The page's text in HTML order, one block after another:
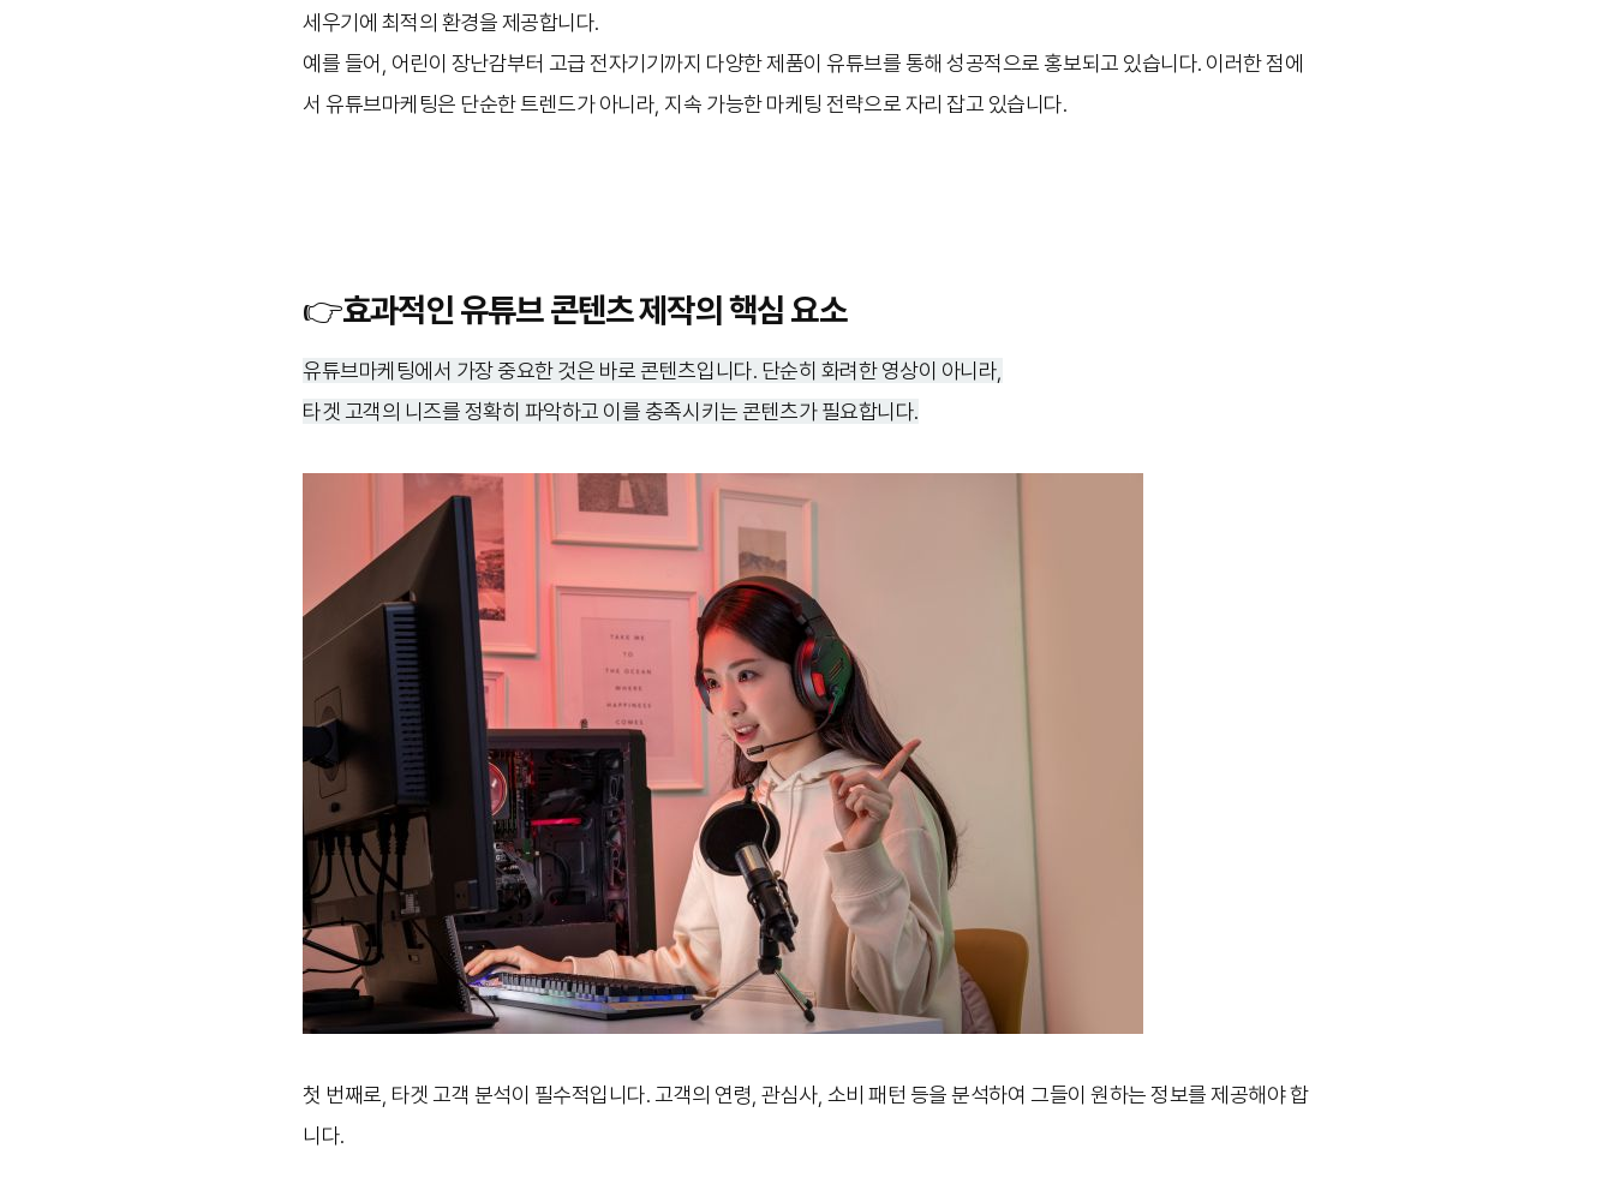
세우기에 최적의 환경을 제공합니다.
예를 들어, 어린이 장난감부터 고급 전자기기까지 다양한 제품이 유튜브를 통해 성공적으로 홍보되고 있습니다. 이러한 점에
서 유튜브마케팅은 단순한 트렌드가 아니라, 지속 가능한 마케팅 전략으로 자리 잡고 있습니다.
👉효과적인 유튜브 콘텐츠 제작의 핵심 요소
유튜브마케팅에서 가장 중요한 것은 바로 콘텐츠입니다. 단순히 화려한 영상이 아니라,
타겟 고객의 니즈를 정확히 파악하고 이를 충족시키는 콘텐츠가 필요합니다.
첫 번째로, 타겟 고객 분석이 필수적입니다. 고객의 연령, 관심사, 소비 패턴 등을 분석하여 그들이 원하는 정보를 제공해야 합
니다.